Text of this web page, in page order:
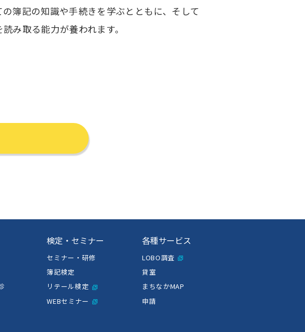
簿記の知識や手続きを学ぶとともに、そして
み取る能力が養われます。
検定・セミナー
セミナー・研修
簿記検定
リテール検定
WEBセミナー
各種サービス
LOBO調査
貸室
まちなかMAP
申請